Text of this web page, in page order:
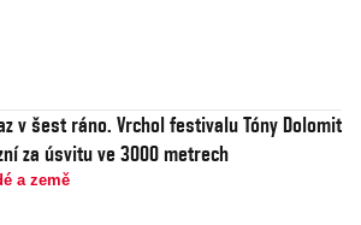
v šest ráno. Vrchol festivalu Tóny Dolomit
za úsvitu ve 3000 metrech
a země